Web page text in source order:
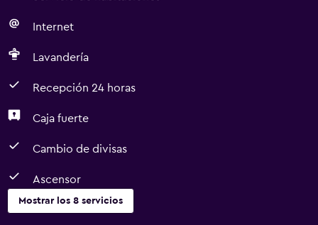
Internet
Lavandería
Recepción 24 horas
Caja fuerte
Cambio de divisas
Ascensor
Mostrar los 8 servicios